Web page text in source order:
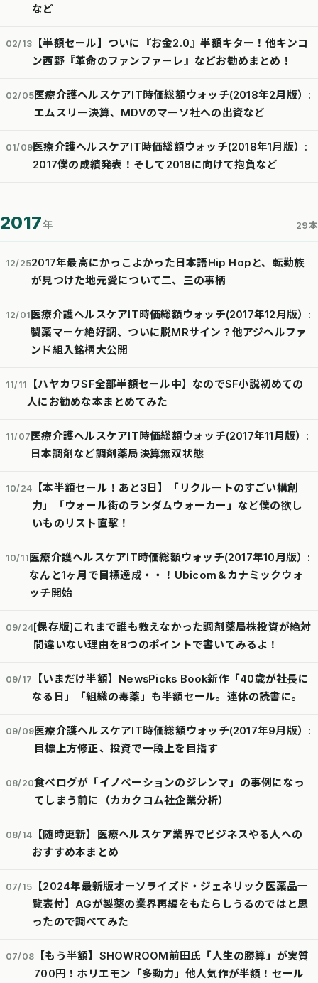
など
02/13
【半額セール】ついに『お金2.0』半額キター！他キンコ
ン西野『革命のファンファーレ』などお勧めまとめ！
02/05医療介護ヘルスケアIT時価総額ウォッチ(2018年2月版）:
エムスリー決算、MDVのマーソ社への出資など
01/09医療介護ヘルスケアIT時価総額ウォッチ(2018年1月版）:
2017僕の成績発表！そして2018に向けて抱負など
2017年 29本
12/252017年最高にかっこよかった日本語Hip Hopと、転勤族
が見つけた地元愛について二、三の事柄
12/01医療介護ヘルスケアIT時価総額ウォッチ(2017年12月版）:
製薬マーケ絶好調、ついに脱MRサイン？他アジヘルファ
ンド組入銘柄大公開
11/11
【ハヤカワSF全部半額セール中】なのでSF小説初めての
人にお勧めな本まとめてみた
11/07医療介護ヘルスケアIT時価総額ウォッチ(2017年11月版）:
日本調剤など調剤薬局決算無双状態
10/24
【本半額セール！あと3日】「リクルートのすごい構創
力」「ウォール街のランダムウォーカー」など僕の欲し
いものリスト直撃！
10/11医療介護ヘルスケアIT時価総額ウォッチ(2017年10月版）:
なんと1ヶ月で目標達成・・！Ubicom＆カナミックウォ
ッチ開始
09/24[保存版]これまで誰も教えなかった調剤薬局株投資が絶対
間違いない理由を8つのポイントで書いてみるよ！
09/17
【いまだけ半額】NewsPicks Book新作「40歳が社長に
なる日」「組織の毒薬」も半額セール。連休の読書に。
09/09医療介護ヘルスケアIT時価総額ウォッチ(2017年9月版）:
目標上方修正、投資で一段上を目指す
08/20食べログが「イノベーションのジレンマ」の事例になっ
てしまう前に（カカクコム社企業分析）
08/14
【随時更新】医療ヘルスケア業界でビジネスやる人への
おすすめ本まとめ
07/15
【2024年最新版オーソライズド・ジェネリック医薬品一
覧表付】AGが製薬の業界再編をもたらしうるのではと思
ったので調べてみた
07/08
【もう半額】SHOWROOM前田氏「人生の勝算」が実質
700円！ホリエモン「多動力」他人気作が半額！セール